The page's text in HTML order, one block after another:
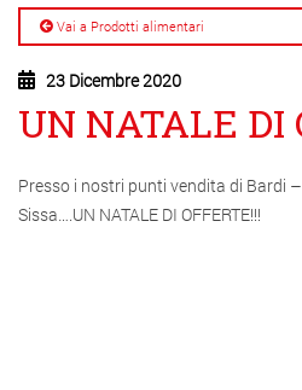
Vai a Prodotti alimentari
23 Dicembre 2020
UN NATALE DI
Presso i nostri punti vendita di Bardi
Sissa….UN NATALE DI OFFERTE!!!